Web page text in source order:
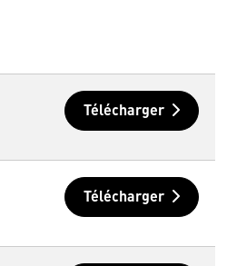
Télécharger
Télécharger